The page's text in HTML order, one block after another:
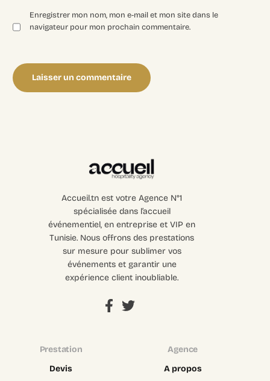
Enregistrer mon nom, mon e-mail et mon site dans le
navigateur pour mon prochain commentaire.
Accueil.tn est votre Agence N°1
spécialisée dans l’accueil
événementiel, en entreprise et VIP en
Tunisie. Nous offrons des prestations
sur mesure pour sublimer vos
événements et garantir une
expérience client inoubliable.
Prestation
Devis
Agence
A propos